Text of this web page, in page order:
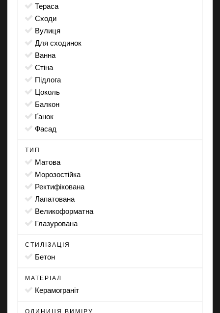
тераса
сходи
вулиця
для сходинок
ванна
стіна
підлога
цоколь
балкон
ґанок
фасад
ТИП
матова
морозостійка
ректифікована
лапатована
великоформатна
глазурована
СТИЛІЗАЦІЯ
бетон
МАТЕРІАЛ
Керамограніт
ОДИНИЦЯ ВИМІРУ